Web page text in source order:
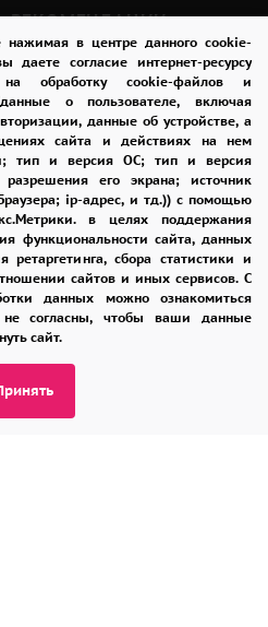
в центре данного cookie-
даете согласие интернет-ресурсу
обработку cookie-файлов и
о пользователе, включая
данные об устройстве, а
сайта и действиях на нем
тип и версия ОС; тип и версия
его экрана; источник
ip-адрес, и тд.)) с помощью
в целях поддержания
функциональности сайта, данных
ретаргетинга, сбора статистики и
сайтов и иных сервисов. С
данных можно ознакомиться
согласны, чтобы ваши данные
сайт.
РЕКОМЕНДАЦИИ
242-37-47
ЗВОНОК
д. 8,
ТЦ «АТОС»
КОНФИДЕНЦИАЛЬНОСТИ